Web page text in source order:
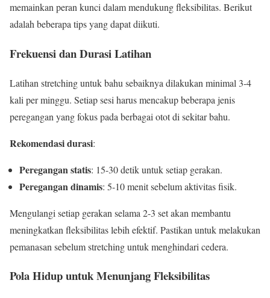
memainkan peran kunci dalam mendukung fleksibilitas. Berikut
adalah beberapa tips yang dapat diikuti.
Frekuensi dan Durasi Latihan
Latihan stretching untuk bahu sebaiknya dilakukan minimal 3-4
kali per minggu. Setiap sesi harus mencakup beberapa jenis
peregangan yang fokus pada berbagai otot di sekitar bahu.
Rekomendasi durasi:
Peregangan statis: 15-30 detik untuk setiap gerakan.
Peregangan dinamis: 5-10 menit sebelum aktivitas fisik.
Mengulangi setiap gerakan selama 2-3 set akan membantu
meningkatkan fleksibilitas lebih efektif. Pastikan untuk melakukan
pemanasan sebelum stretching untuk menghindari cedera.
Pola Hidup untuk Menunjang Fleksibilitas